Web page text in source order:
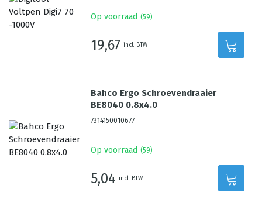
Op voorraad (59)
19,67 incl. BTW
Bahco Ergo Schroevendraaier
BE8040 0.8x4.0
7314150010677
Op voorraad (59)
5,04 incl. BTW